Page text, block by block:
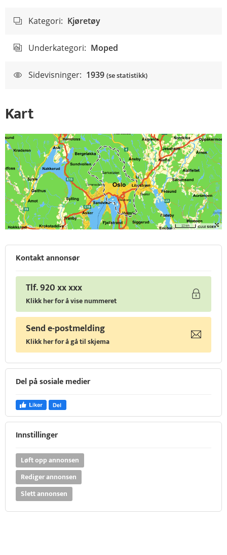
Kategori: Kjøretøy
Underkategori: Moped
Sidevisninger: 1939 (se statistikk)
Kart
Kontakt annonsør
Tlf. 920 xx xxx
Klikk her for å vise nummeret
Send e-postmelding
Klikk her for å gå til skjema
Del på sosiale medier
Innstillinger
Løft opp annonsen
Rediger annonsen
Slett annonsen